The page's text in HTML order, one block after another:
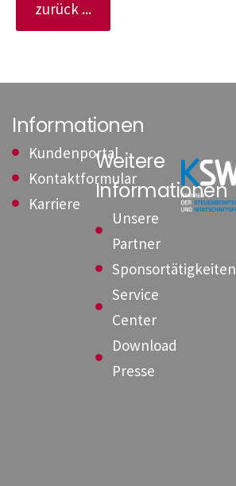
zurück ...
Informationen
Kundenportal
Kontaktformular
Karriere
Weitere
Informationen
Unsere
Partner
Sponsortätigkeiten
Service
Center
Download
Presse